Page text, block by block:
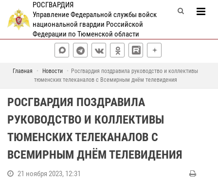
РОСГВАРДИЯ
Управление Федеральной службы войск
национальной гвардии Российской
Федерации по Тюменской области
Главная Новости
Росгвардия поздравила руководство и коллективы
тюменских телеканалов с Всемирным днём телевидения
РОСГВАРДИЯ ПОЗДРАВИЛА
РУКОВОДСТВО И КОЛЛЕКТИВЫ
ТЮМЕНСКИХ ТЕЛЕКАНАЛОВ С
ВСЕМИРНЫМ ДНЁМ ТЕЛЕВИДЕНИЯ
21 ноября 2023, 12:31